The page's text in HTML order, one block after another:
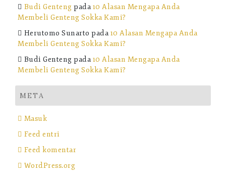
Budi Genteng pada10 Alasan Mengapa Anda
Membeli Genteng Sokka Kami?
Herutomo Sunarto pada10 Alasan Mengapa Anda
Membeli Genteng Sokka Kami?
Budi Genteng pada10 Alasan Mengapa Anda
Membeli Genteng Sokka Kami?
META
Masuk
Feed entri
Feed komentar
WordPress.org